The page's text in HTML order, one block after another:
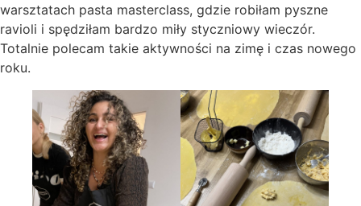
warsztatach pasta masterclass, gdzie robiłam pyszne
ravioli i spędziłam bardzo miły styczniowy wieczór.
Totalnie polecam takie aktywności na zimę i czas nowego
roku.